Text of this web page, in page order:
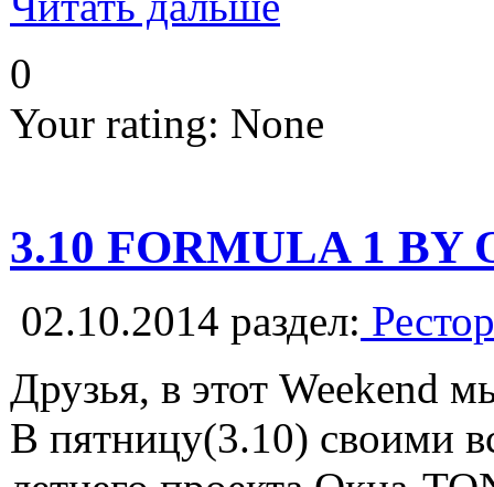
0
Your rating: None
3.10 FORMULA 1 BY
02.10.2014 раздел:
Друзья, в этот Weekend
В пятницу(3.10) своими